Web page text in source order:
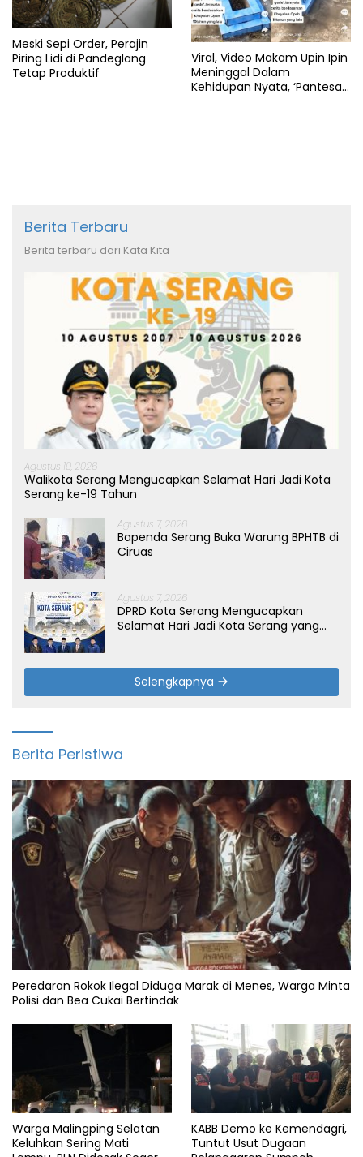
Meski Sepi Order, Perajin
Piring Lidi di Pandeglang
Tetap Produktif
Viral, Video Makam Upin Ipin
Meninggal Dalam
Kehidupan Nyata, ‘Pantesan
Berita Terbaru
Berita terbaru dari Kata Kita
Agustus 10, 2026
Walikota Serang Mengucapkan Selamat Hari Jadi Kota
Serang ke-19 Tahun
Agustus 7, 2026
Bapenda Serang Buka Warung BPHTB di
Ciruas
Agustus 7, 2026
DPRD Kota Serang Mengucapkan
Selamat Hari Jadi Kota Serang yang
Selengkapnya
Berita Peristiwa
Peredaran Rokok Ilegal Diduga Marak di Menes, Warga Minta
Polisi dan Bea Cukai Bertindak
Warga Malingping Selatan
Keluhkan Sering Mati
KABB Demo ke Kemendagri,
Tuntut Usut Dugaan